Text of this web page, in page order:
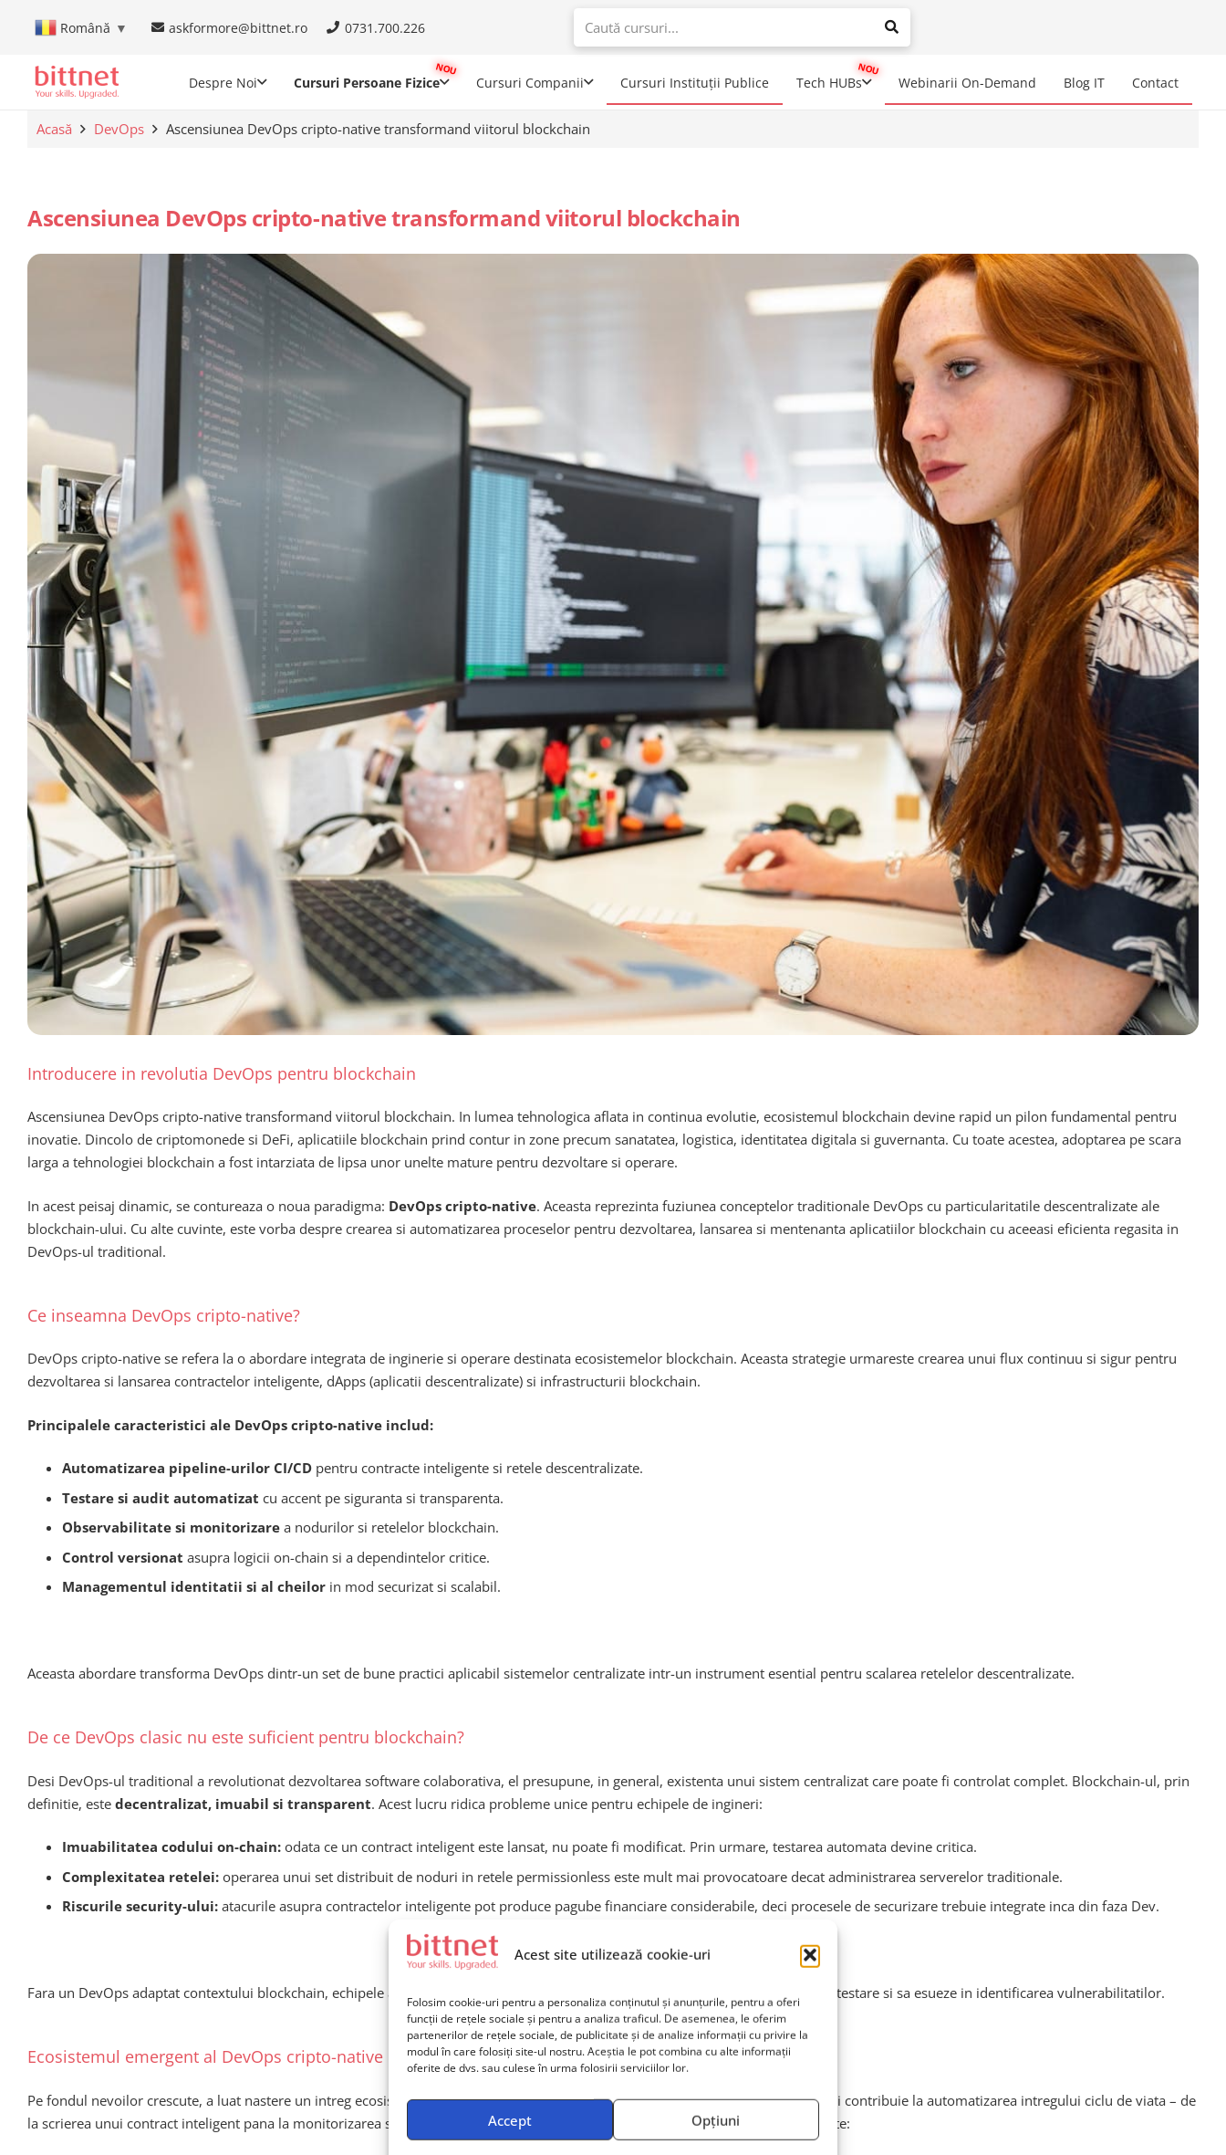
Acest site utilizează cookie-uri
Folosim cookie-uri pentru a personaliza conținutul și anunțurile, pentru a oferi
funcții de rețele sociale și pentru a analiza traficul. De asemenea, le oferim
partenerilor de rețele sociale, de publicitate și de analize informații cu privire la
modul în care folosiți site-ul nostru. Aceștia le pot combina cu alte informații
oferite de dvs. sau culese în urma folosirii serviciilor lor.
Accept Opțiuni
Română ▼ askformore@bittnet.ro 0731.700.226
When autocomplete results are available use up and down arrows to
Despre Noi Cursuri Persoane Fizice Cursuri Companii Cursuri Instituții Publice Tech HUBs Webinarii On-Demand Blog IT Contact
Acasă DevOps Ascensiunea DevOps cripto-native transformand viitorul blockchain
Ascensiunea DevOps cripto-native transformand viitorul blockchain
Introducere in revolutia DevOps pentru blockchain
Ascensiunea DevOps cripto-native transformand viitorul blockchain. In lumea tehnologica aflata in continua evolutie, ecosistemul blockchain devine rapid un pilon fundamental pentru
inovatie. Dincolo de criptomonede si DeFi, aplicatiile blockchain prind contur in zone precum sanatatea, logistica, identitatea digitala si guvernanta. Cu toate acestea, adoptarea pe scara
larga a tehnologiei blockchain a fost intarziata de lipsa unor unelte mature pentru dezvoltare si operare.
In acest peisaj dinamic, se contureaza o noua paradigma: DevOps cripto-native. Aceasta reprezinta fuziunea conceptelor traditionale DevOps cu particularitatile descentralizate ale
blockchain-ului. Cu alte cuvinte, este vorba despre crearea si automatizarea proceselor pentru dezvoltarea, lansarea si mentenanta aplicatiilor blockchain cu aceeasi eficienta regasita in
DevOps-ul traditional.
Ce inseamna DevOps cripto-native?
DevOps cripto-native se refera la o abordare integrata de inginerie si operare destinata ecosistemelor blockchain. Aceasta strategie urmareste crearea unui flux continuu si sigur pentru
dezvoltarea si lansarea contractelor inteligente, dApps (aplicatii descentralizate) si infrastructurii blockchain.
Principalele caracteristici ale DevOps cripto-native includ:
Automatizarea pipeline-urilor CI/CDpentru contracte inteligente si retele descentralizate.
Testare si audit automatizat cu accent pe siguranta si transparenta.
Observabilitate si monitorizarea nodurilor si retelelor blockchain.
Control versionat asupra logicii on-chain si a dependintelor critice.
Managementul identitatii si al cheilorin mod securizat si scalabil.
Aceasta abordare transforma DevOps dintr-un set de bune practici aplicabil sistemelor centralizate intr-un instrument esential pentru scalarea retelelor descentralizate.
De ce DevOps clasic nu este suficient pentru blockchain?
Desi DevOps-ul traditional a revolutionat dezvoltarea software colaborativa, el presupune, in general, existenta unui sistem centralizat care poate fi controlat complet. Blockchain-ul, prin
definitie, este decentralizat, imuabil si transparent. Acest lucru ridica probleme unice pentru echipele de ingineri:
Imuabilitatea codului on-chain:odata ce un contract inteligent este lansat, nu poate fi modificat. Prin urmare, testarea automata devine critica.
Complexitatea retelei:operarea unui set distribuit de noduri in retele permissionless este mult mai provocatoare decat administrarea serverelor traditionale.
Riscurile security-ului:atacurile asupra contractelor inteligente pot produce pagube financiare considerabile, deci procesele de securizare trebuie integrate inca din faza Dev.
Fara un DevOps adaptat contextului blockchain, echipele ajung sa gestioneze manual deploy-urile, sa ignore practici esentiale de testare si sa esueze in identificarea vulnerabilitatilor.
Ecosistemul emergent al DevOps cripto-native
Pe fondul nevoilor crescute, a luat nastere un intreg ecosistem de unelte specializate pentru DevOps in blockchain. Aceste aplicatii contribuie la automatizarea intregului ciclu de viata – de
la scrierea unui contract inteligent pana la monitorizarea sa in productie. Mai jos sunt cateva dintre cele mai relevante componente: